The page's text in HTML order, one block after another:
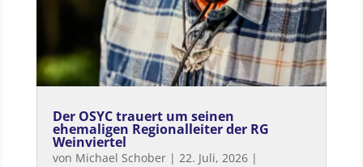
Der OSYC trauert um seinen
ehemaligen Regionalleiter der RG
Weinviertel
von Michael Schober| 22. Juli, 2026|